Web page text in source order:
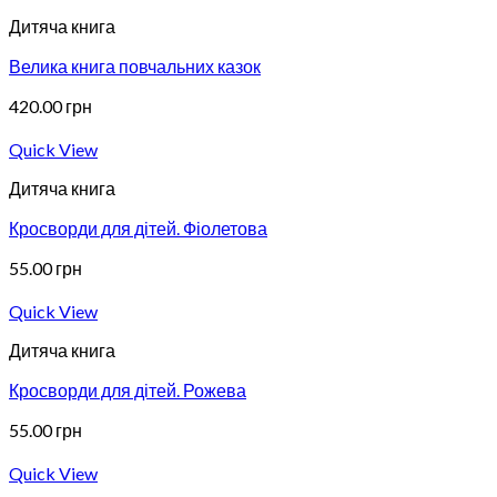
Дитяча книга
Велика книга повчальних казок
420.00грн
Quick View
Дитяча книга
Кросворди для дітей. Фіолетова
55.00грн
Quick View
Дитяча книга
Кросворди для дітей. Рожева
55.00грн
Quick View